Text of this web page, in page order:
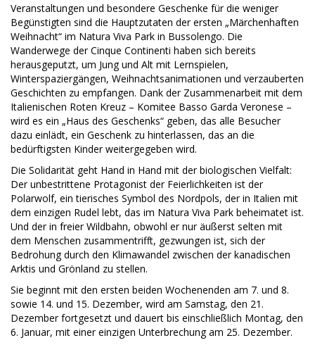
Veranstaltungen und besondere Geschenke für die weniger
Begünstigten sind die Hauptzutaten der ersten „Märchenhaften
Weihnacht“ im Natura Viva Park in Bussolengo. Die
Wanderwege der Cinque Continenti haben sich bereits
herausgeputzt, um Jung und Alt mit Lernspielen,
Winterspaziergängen, Weihnachtsanimationen und verzauberten
Geschichten zu empfangen. Dank der Zusammenarbeit mit dem
Italienischen Roten Kreuz – Komitee Basso Garda Veronese –
wird es ein „Haus des Geschenks“ geben, das alle Besucher
dazu einlädt, ein Geschenk zu hinterlassen, das an die
bedürftigsten Kinder weitergegeben wird.
Die Solidarität geht Hand in Hand mit der biologischen Vielfalt:
Der unbestrittene Protagonist der Feierlichkeiten ist der
Polarwolf, ein tierisches Symbol des Nordpols, der in Italien mit
dem einzigen Rudel lebt, das im Natura Viva Park beheimatet ist.
Und der in freier Wildbahn, obwohl er nur äußerst selten mit
dem Menschen zusammentrifft, gezwungen ist, sich der
Bedrohung durch den Klimawandel zwischen der kanadischen
Arktis und Grönland zu stellen.
Sie beginnt mit den ersten beiden Wochenenden am 7. und 8.
sowie 14. und 15. Dezember, wird am Samstag, den 21.
Dezember fortgesetzt und dauert bis einschließlich Montag, den
6. Januar, mit einer einzigen Unterbrechung am 25. Dezember.